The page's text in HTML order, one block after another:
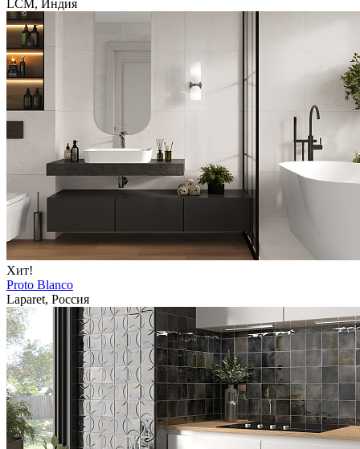
LCM, Индия
Хит!
Proto Blanco
Laparet, Россия